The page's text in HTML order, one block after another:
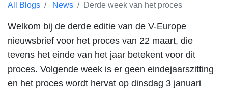
All Blogs News Derde week van het proces
Welkom bij de derde editie van de V-Europe
nieuwsbrief voor het proces van 22 maart, die
tevens het einde van het jaar betekent voor dit
proces. Volgende week is er geen eindejaarszitting
en het proces wordt hervat op dinsdag 3 januari